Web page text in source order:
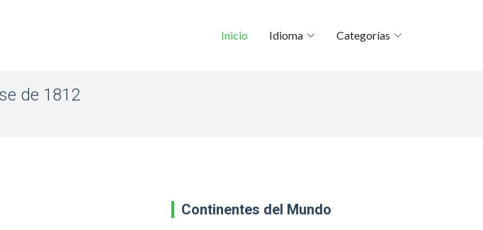
Inicio Idioma Categorías
de 1812
Continentes del Mundo